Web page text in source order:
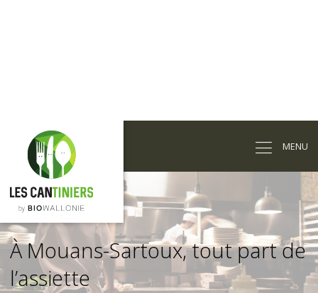
contenu
principal
MENU
À Mouans-Sartoux, tout part de
l’assiette